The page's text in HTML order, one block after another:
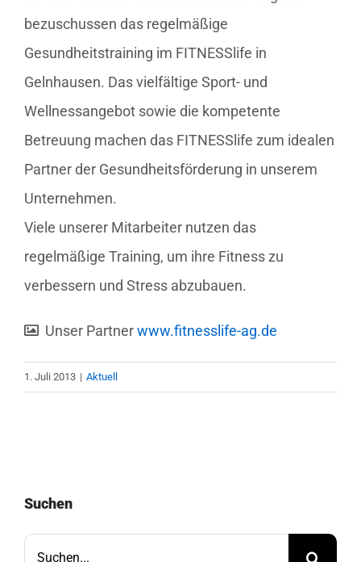
bezuschussen das regelmäßige
Gesundheitstraining im FITNESSlife in
Gelnhausen. Das vielfältige Sport- und
Wellnessangebot sowie die kompetente
Betreuung machen das FITNESSlife zum idealen
Partner der Gesundheitsförderung in unserem
Unternehmen.
Viele unserer Mitarbeiter nutzen das
regelmäßige Training, um ihre Fitness zu
verbessern und Stress abzubauen.
Unser Partnerwww.fitnesslife-ag.de
1. Juli 2013 | Aktuell
Suchen